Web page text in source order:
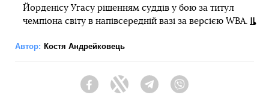
Йорденісу Угасу рішенням суддів у бою за титул
чемпіона світу в напівсередній вазі за версією WBA.
Автор: Костя Андрейковець
FacebookTwitter Telegram